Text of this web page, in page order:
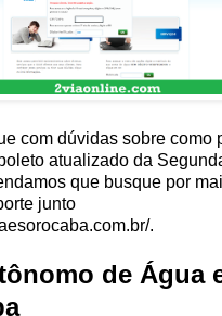
com dúvidas sobre como
atualizado da
que busque por
junto
.
de Água